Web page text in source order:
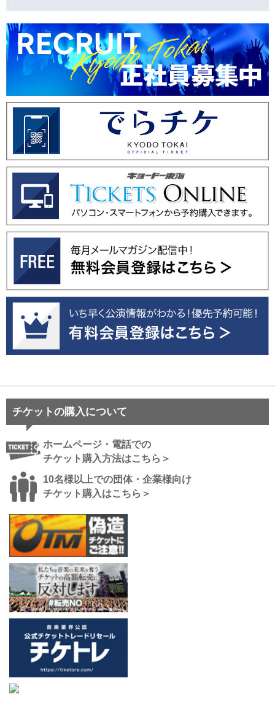
チケットの購入について
ホームページ・電話での
チケット購入方法はこちら＞
10名様以上での団体・企業様向け
チケット購入はこちら＞